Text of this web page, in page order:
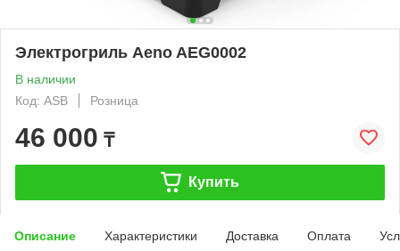
Электрогриль Aeno AEG0002
В наличии
Код: ASB
Розница
46 000 ₸
Купить
Описание Характеристики Доставка Оплата